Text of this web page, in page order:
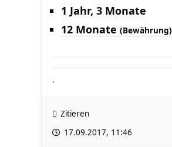
1 Jahr, 3 Monate
12 Monate (Bewährung)
.
Zitieren
17.09.2017, 11:46